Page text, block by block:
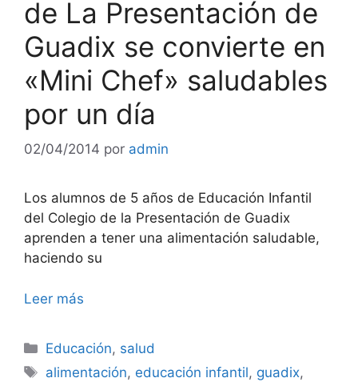
de La Presentación de
Guadix se convierte en
«Mini Chef» saludables
por un día
02/04/2014 por admin
Los alumnos de 5 años de Educación Infantil
del Colegio de la Presentación de Guadix
aprenden a tener una alimentación saludable,
haciendo su
Leer más
Categorías
Educación, salud
Etiquetas
alimentación, educación infantil, guadix,